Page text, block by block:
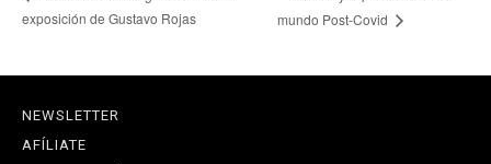
exposición de Gustavo Rojas
mundo Post-Covid
NEWSLETTER
AFÍLIATE